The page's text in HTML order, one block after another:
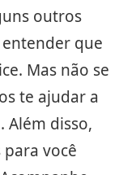
outros
que
Mas não se
te ajudar a
Além disso,
você